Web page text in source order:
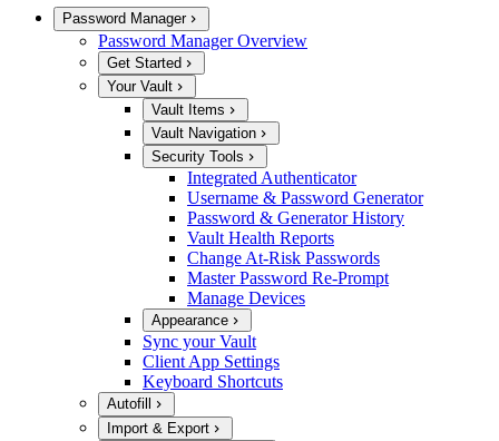
Password Manager
Password Manager Overview
Get Started
Your Vault
Vault Items
Vault Navigation
Security Tools
Integrated Authenticator
Username & Password Generator
Password & Generator History
Vault Health Reports
Change At-Risk Passwords
Master Password Re-Prompt
Manage Devices
Appearance
Sync your Vault
Client App Settings
Keyboard Shortcuts
Autofill
Import & Export